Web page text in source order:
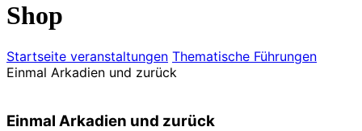
Shop
Startseite veranstaltungen Thematische Führungen
Einmal Arkadien und zurück
Einmal Arkadien und zurück